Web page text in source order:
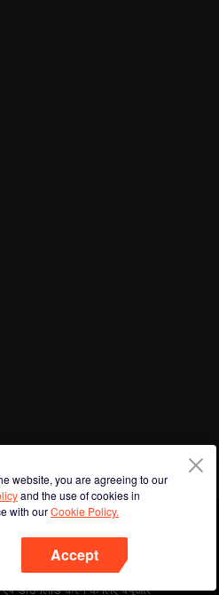
website, you are agreeing to our
and the use of cookies in
with ourCookie Policy.
Accept
ऐप डाउनलोड करने के लिए क्यूआर